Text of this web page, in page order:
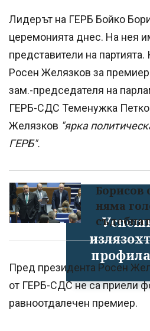
Лидерът на ГЕРБ Бойко
церемонията днес. На нея
представители на
Росен Желязков за
зам.-председателя на
ГЕРБ-СДС Теменужка
Желязков "ярка
ГЕРБ".
Борисов
няма
Пред президента Росен
от ГЕРБ-СДС не са приели
равноотдалечен премиер.